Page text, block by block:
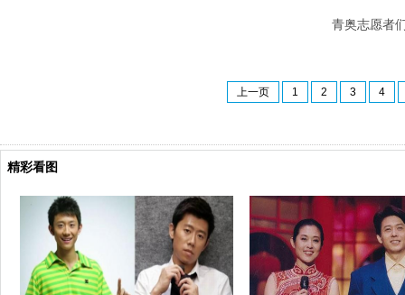
青奥志愿者们
上一页 1 2 3 4
精彩看图